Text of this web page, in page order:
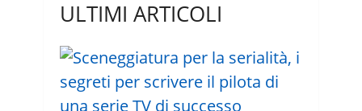
ULTIMI ARTICOLI